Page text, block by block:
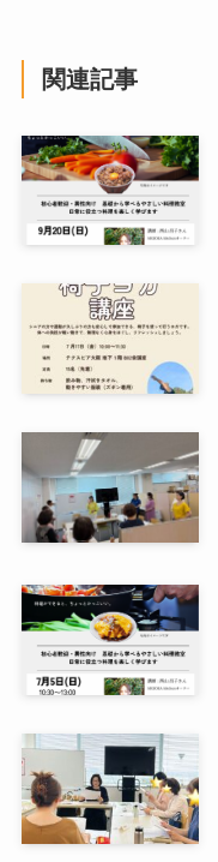
関連記事